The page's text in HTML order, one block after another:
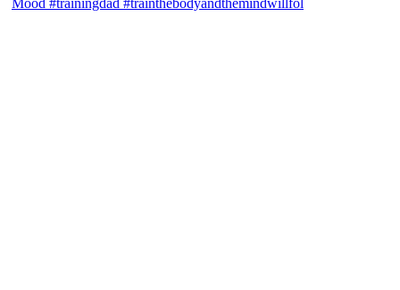
Mood #trainingdad #trainthebodyandthemindwillfol